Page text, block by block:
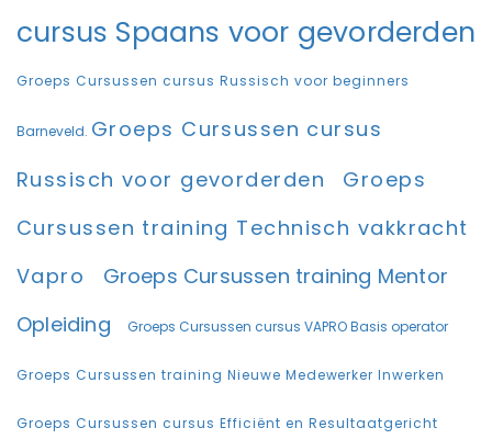
cursus Spaans voor gevorderden
Groeps Cursussen cursus Russisch voor beginners
Barneveld. Groeps Cursussen cursus
Russisch voor gevorderden
Groeps
Cursussen training Technisch vakkracht
Vapro
Groeps Cursussen training Mentor
Opleiding
Groeps Cursussen cursus VAPRO Basis operator
Groeps Cursussen training Nieuwe Medewerker Inwerken
Groeps Cursussen cursus Efficiënt en Resultaatgericht